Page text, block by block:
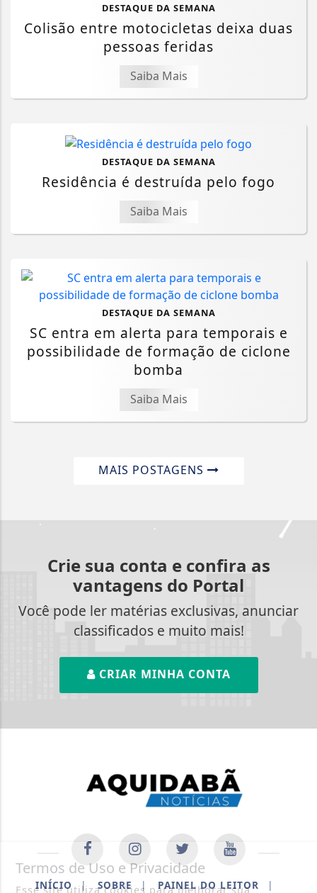
DESTAQUE DA SEMANA
Colisão entre motocicletas deixa duas
pessoas feridas
Saiba Mais
DESTAQUE DA SEMANA
Residência é destruída pelo fogo
Saiba Mais
DESTAQUE DA SEMANA
SC entra em alerta para temporais e
possibilidade de formação de ciclone
bomba
Saiba Mais
MAIS POSTAGENS
Crie sua conta e confira as
vantagens do Portal
Você pode ler matérias exclusivas, anunciar
classificados e muito mais!
CRIAR MINHA CONTA
INÍCIO | SOBRE | PAINEL DO LEITOR |
Termos de Uso e Privacidade
Esse site utiliza cookies para melhorar sua